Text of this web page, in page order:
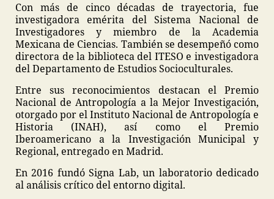
Con más de cinco décadas de trayectoria, fue
investigadora emérita del Sistema Nacional de
Investigadores y miembro de la Academia
Mexicana de Ciencias. También se desempeñó como
directora de la biblioteca del ITESO e investigadora
del Departamento de Estudios Socioculturales.
Entre sus reconocimientos destacan el Premio
Nacional de Antropología a la Mejor Investigación,
otorgado por el Instituto Nacional de Antropología e
Historia (INAH), así como el Premio
Iberoamericano a la Investigación Municipal y
Regional, entregado en Madrid.
En 2016 fundó Signa Lab, un laboratorio dedicado
al análisis crítico del entorno digital.